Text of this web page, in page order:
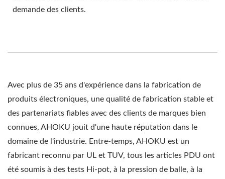
demande des clients.
Avec plus de 35 ans d'expérience dans la fabrication de
produits électroniques, une qualité de fabrication stable et
des partenariats fiables avec des clients de marques bien
connues, AHOKU jouit d'une haute réputation dans le
domaine de l'industrie. Entre-temps, AHOKU est un
fabricant reconnu par UL et TUV, tous les articles PDU ont
été soumis à des tests Hi-pot, à la pression de balle, à la